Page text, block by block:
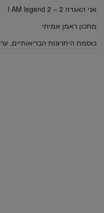
אני האגדה 2 – I AM legend 2
מתכון ראמן אמיתי
כוסמת היתרונות הבריאותיים,